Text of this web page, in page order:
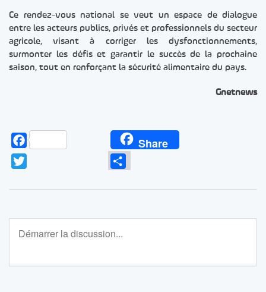
Ce rendez-vous national se veut un espace de dialogue
entre les acteurs publics, privés et professionnels du secteur
agricole, visant à corriger les dysfonctionnements,
surmonter les défis et garantir le succès de la prochaine
saison, tout en renforçant la sécurité alimentaire du pays.
Gnetnews
Facebook Share
Partager